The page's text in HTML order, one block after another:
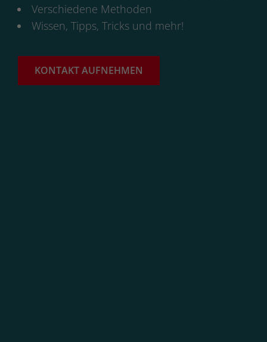
Verschiedene Methoden
Wissen, Tipps, Tricks und mehr!
KONTAKT AUFNEHMEN